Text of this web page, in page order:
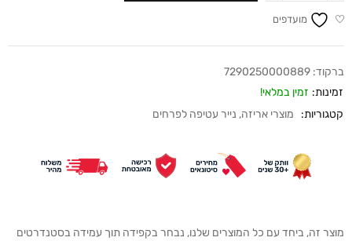
מועדפים
ברקוד: 7290250000889
זמינות: זמין במלאי!
קטגוריות:
מוצרי אריזה, נייר עטיפה לפרחים
מוצר זה, ביחד עם כל המוצרים שלנו, נבחר בקפידה תוך עמידה בסטנדרטים